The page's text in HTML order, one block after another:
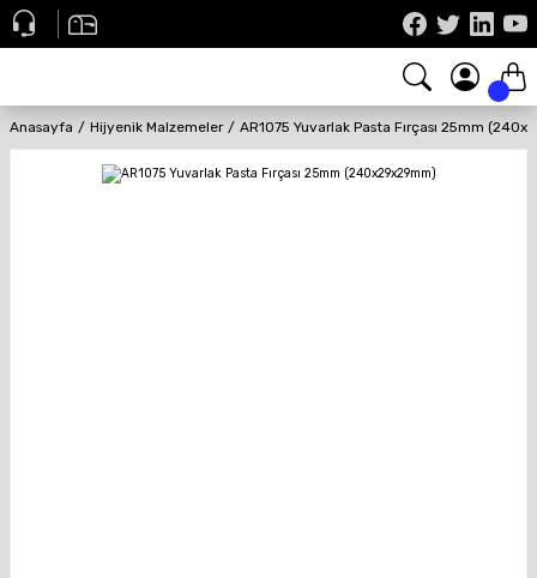
Anasayfa Hijyenik Malzemeler AR1075 Yuvarlak Pasta Fırçası 25mm